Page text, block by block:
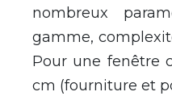
nombreux
gamme,
Pour une fenêtre
cm (fourniture et